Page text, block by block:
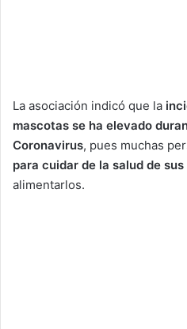
La asociación indicó que la
mascotas se ha elevado
Coronavirus, pues muchas
para cuidar de la salud de
alimentarlos.